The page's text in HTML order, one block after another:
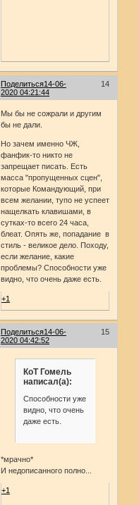
Поделиться 14
14-06-
2020 04:21:44
Мы бы не сожрали и другим
бы не дали.
Но зачем именно ЧЖ,
фанфик-то никто не
запрещает писать. Есть
масса "пропущенных сцен",
которые Командующий, при
всем желании, тупо не успеет
нащелкать клавишами, в
сутках-то всего 24 часа,
блеат. Опять же, попадание в
стиль - великое дело. Походу,
если желание, какие
проблемы? Способности уже
видно, что очень даже есть.
+1
Поделиться 15
14-06-
2020 04:42:52
КоТ Гомель
написал(а):
Способности уже
видно, что очень
даже есть.
*мрачно*
И недописанного полно...
+1